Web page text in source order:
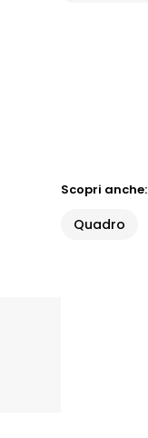
Scopri anche:
Quadro